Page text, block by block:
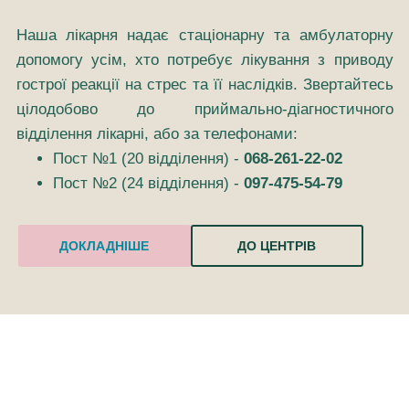
Наша лікарня надає стаціонарну та амбулаторну
допомогу усім, хто потребує лікування з приводу
гострої реакції на стрес та її наслідків. Звертайтесь
цілодобово до приймально-діагностичного
відділення лікарні, або за телефонами:
Пост №1 (20 відділення) - 068-261-22-02
Пост №2 (24 відділення) - 097-475-54-79
ДОКЛАДНІШЕ ДО ЦЕНТРІВ